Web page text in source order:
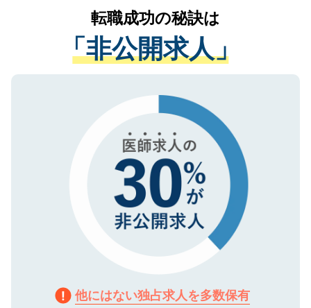
は、個人情報の取り扱いについての厳密な
管理基準を満たした事業者のみに付与され
る、プライバシーマークを取得済みです。
ご登録いただいた個人情報は、SSL（デー
で、機密保持に関してもご安心ください。
かがいして、現在の医療機関の状況や紹介
経験をまじえながら、適切なアドバイスを
させていただきます。すぐにご転職をされ
ない方には、長期的なサポートが可能です
ので、まずはご登録ください。
転職成功の秘訣は
「非公開求人」
他にはない独占求人を多数保有